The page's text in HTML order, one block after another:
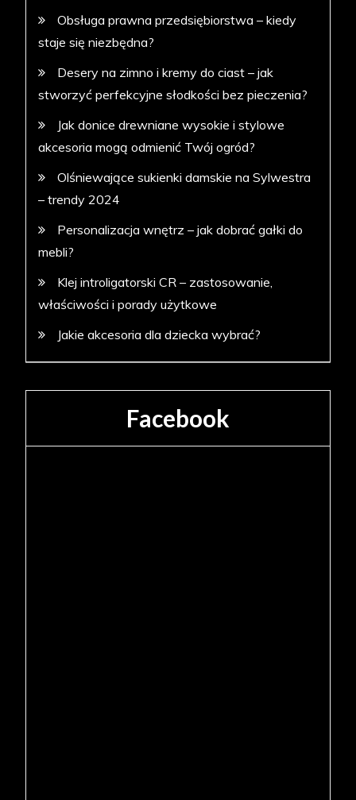
Obsługa prawna przedsiębiorstwa – kiedy
staje się niezbędna?
Desery na zimno i kremy do ciast – jak
stworzyć perfekcyjne słodkości bez pieczenia?
Jak donice drewniane wysokie i stylowe
akcesoria mogą odmienić Twój ogród?
Olśniewające sukienki damskie na Sylwestra
– trendy 2024
Personalizacja wnętrz – jak dobrać gałki do
mebli?
Klej introligatorski CR – zastosowanie,
właściwości i porady użytkowe
Jakie akcesoria dla dziecka wybrać?
Facebook